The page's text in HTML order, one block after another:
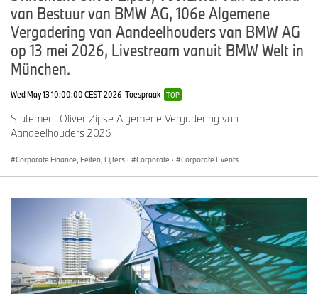
van Bestuur van BMW AG, 106e Algemene
Vergadering van Aandeelhouders van BMW AG
op 13 mei 2026, Livestream vanuit BMW Welt in
München.
Wed May 13 10:00:00 CEST 2026 Toespraak TOP
Statement Oliver Zipse Algemene Vergadering van
Aandeelhouders 2026
Corporate Finance, Feiten, Cijfers · Corporate · Corporate Events